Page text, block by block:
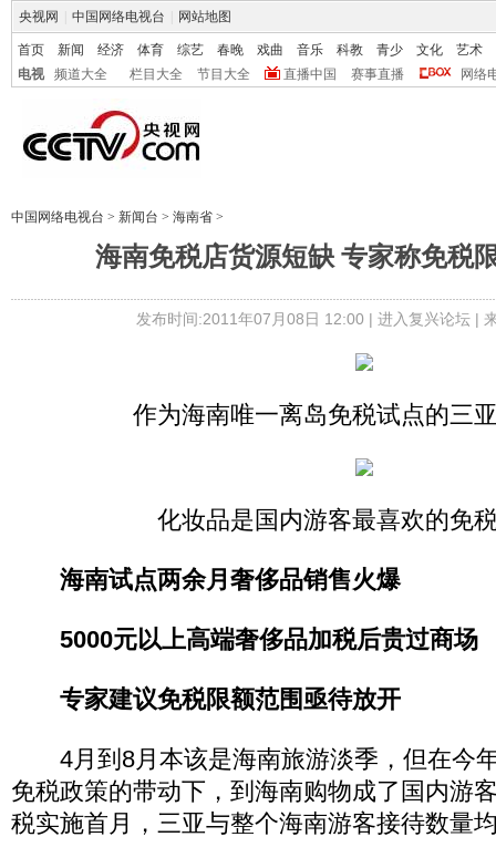
央视网 中国网络电视台 网站地图
首页 新闻 经济 体育 综艺 春晚 戏曲 音乐 科教 青少 文化
艺术
电视
频道大全 栏目大全 节目大全 直播中国 赛事直播 网络
中国网络电视台 > 新闻台 > 海南省 >
海南免税店货源短缺 专家称免税
发布时间:2011年07月08日 12:00 | 进入复兴论坛|
作为海南唯一离岛免税试点的三
化妆品是国内游客最喜欢的免
海南试点两余月奢侈品销售火爆
5000元以上高端奢侈品加税后贵过商场
专家建议免税限额范围亟待放开
4月到8月本该是海南旅游淡季，但在今
免税政策的带动下，到海南购物成了国内游
税实施首月，三亚与整个海南游客接待数量